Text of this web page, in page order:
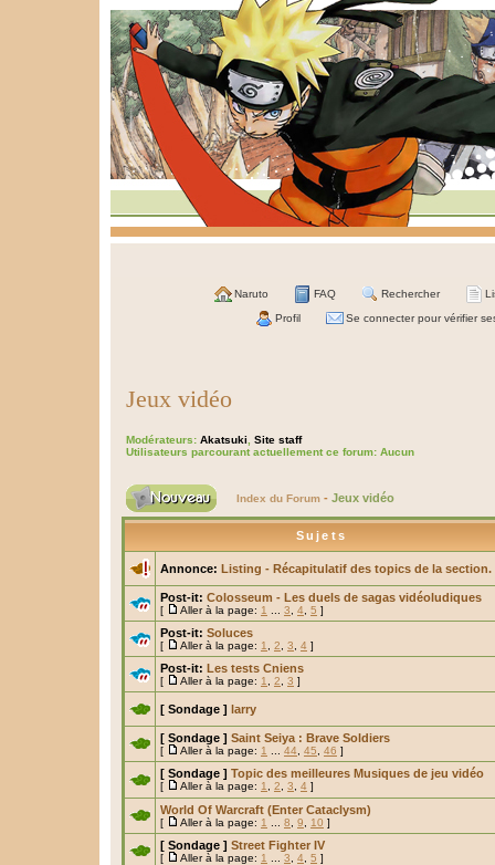
Naruto FAQ Rechercher
Profil Se connecter pour vérifier
Jeux vidéo
Modérateurs: Akatsuki
Site staff
Utilisateurs parcourant actuellement ce forum: Aucun
Index du Forum - Jeux vidéo
Sujets
Annonce: Listing - Récapitulatif des topics de la section.
Post-it: Colosseum - Les duels de sagas vidéoludiques
[ Aller à la page: 1 3 4 5 ]
Post-it: Soluces
[ Aller à la page: 1 2 3 4 ]
Post-it: Les tests Cniens
[ Aller à la page: 1 2 3 ]
[ Sondage ] larry
[ Sondage ] Saint Seiya : Brave Soldiers
[ Aller à la page: 1 44 45 46 ]
[ Sondage ] Topic des meilleures Musiques de jeu vidéo
[ Aller à la page: 1 2 3 4 ]
World Of Warcraft (Enter Cataclysm)
[ Aller à la page: 1 8 9 10 ]
[ Sondage ] Street Fighter IV
[ Aller à la page: 1 3 4 5 ]